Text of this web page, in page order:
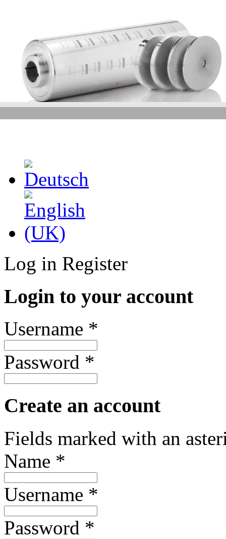
Log in Register
Login to your account
Username *
Password *
Create an account
Fields marked with an
Name *
Username *
Password *